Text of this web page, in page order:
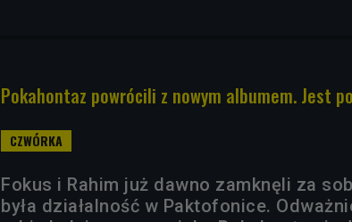
Pokahontaz powrócili z nowym albumem. Jest
Fokus i Rahim już dawno zamknęli za
była działalność w Paktofonice.